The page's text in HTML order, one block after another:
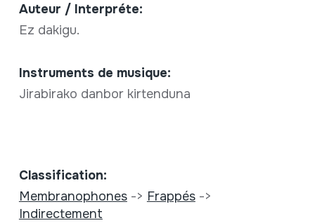
Auteur / Interpréte:
Ez dakigu.
Instruments de musique:
Jirabirako danbor kirtenduna
Classification:
Membranophones-> Frappés->
Indirectement